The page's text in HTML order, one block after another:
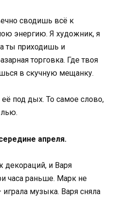
сводишь всё к
энергию. Я художник, я
ты приходишь и
торговка. Где твоя
в скучную мещанку.
под дых. То самое слово,
апреля.
декораций, и Варя
часа раньше. Марк не
музыка. Варя сняла